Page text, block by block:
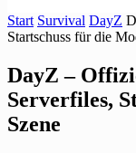
Start Survival DayZ
Startschuss für die
DayZ –
Serverfiles,
Szene